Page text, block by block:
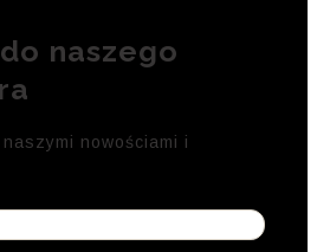
naszego
nowościami i